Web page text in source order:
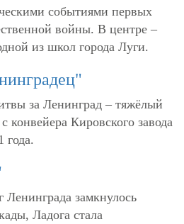
событиями первых
войны. В центре –
из школ города Луги.
"
за Ленинград – тяжёлый
Кировского завода
года.
Ленинграда замкнулось
Ладога стала